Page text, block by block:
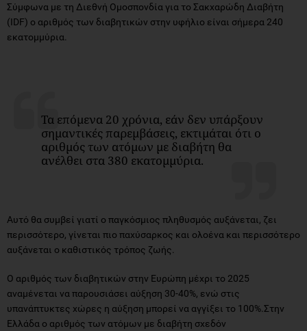
Σύμφωνα με τη Διεθνή Ομοσπονδία για το Σακχαρώδη Διαβήτη
(IDF) ο αριθμός των διαβητικών στην υφήλιο είναι σήμερα 240
εκατομμύρια.
Τα επόμενα 20 χρόνια, εάν δεν υπάρξουν
σημαντικές παρεμβάσεις, εκτιμάται ότι ο
αριθμός των ατόμων με διαβήτη θα
ανέλθει στα 380 εκατομμύρια.
Αυτό θα συμβεί γιατί ο παγκόσμιος πληθυσμός αυξάνεται, ζει
περισσότερο, γίνεται πιο παχύσαρκος και ολοένα και περισσότερο
αυξάνεται ο καθιστικός τρόπος ζωής.
Ο αριθμός των διαβητικών στην Ευρώπη μέχρι το 2025
αναμένεται να παρουσιάσει αύξηση 30-40%, ενώ στις
υπανάπτυκτες χώρες η αύξηση μπορεί να αγγίξει το 100%.Στην
Ελλάδα ο αριθμός των ατόμων με διαβήτη σχεδόν